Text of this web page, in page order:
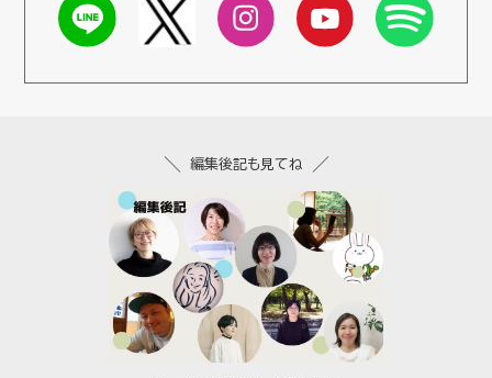
編集後記も見てね